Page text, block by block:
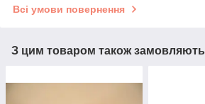
Всі умови повернення
З цим товаром також замовляють